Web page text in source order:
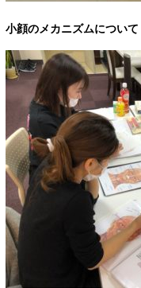
小顔のメカニズムについて